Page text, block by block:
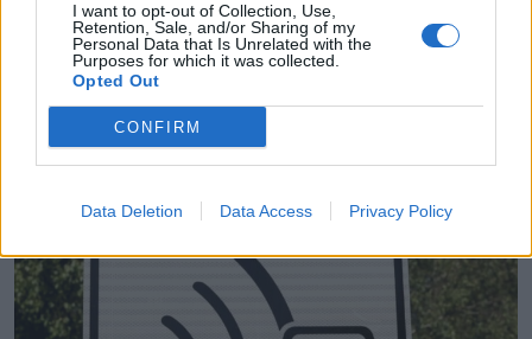
I want to opt-out of Collection, Use,
Retention, Sale, and/or Sharing of my
Personal Data that Is Unrelated with the
Purposes for which it was collected.
Opted Out
CONFIRM
Data Deletion Data Access Privacy Policy
Matosinhos abriu portas à 27ª edição da cultura
sem fronteiras
6/08/2026